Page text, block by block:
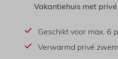
Vakantiehuis met
Geschikt voor max. 6
Verwarmd privé